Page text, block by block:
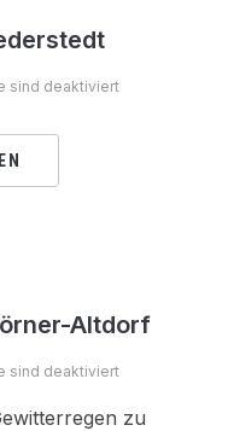
sind deaktiviert
Altdorf
sind deaktiviert
zu